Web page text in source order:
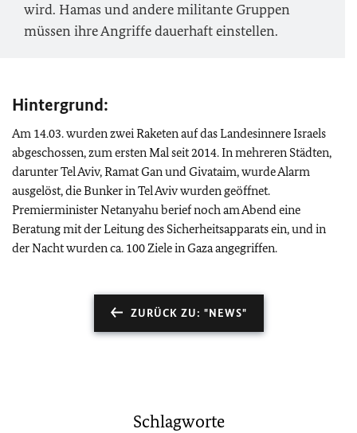
wird. Hamas und andere militante Gruppen
müssen ihre Angriffe dauerhaft einstellen.
Hintergrund:
Am 14.03. wurden zwei Raketen auf das Landesinnere Israels
abgeschossen, zum ersten Mal seit 2014. In mehreren Städten,
darunter Tel Aviv, Ramat Gan und Givataim, wurde Alarm
ausgelöst, die Bunker in Tel Aviv wurden geöffnet.
Premierminister Netanyahu berief noch am Abend eine
Beratung mit der Leitung des Sicherheitsapparats ein, und in
der Nacht wurden ca. 100 Ziele in Gaza angegriffen.
ZURÜCK ZU: "NEWS"
Schlagworte